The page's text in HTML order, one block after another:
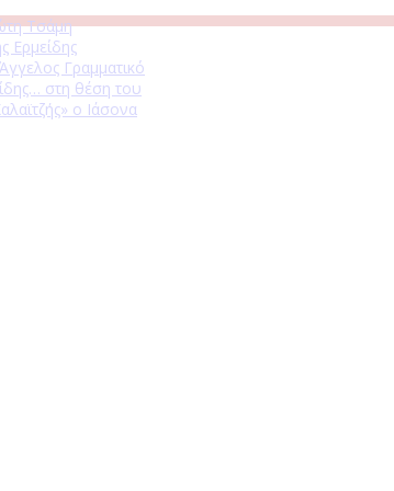
Τσάμη
Ερμείδης
Γραμματικό
στη θέση του
ο Ιάσονα